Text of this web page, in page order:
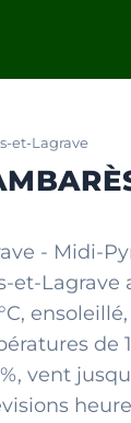
et-Lagrave
- Midi-
et-Lagrave
ensoleillé,
de
vent